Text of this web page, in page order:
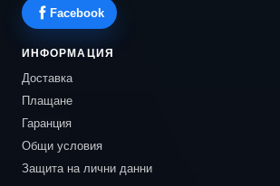
Facebook
ИНФОРМАЦИЯ
Доставка
Плащане
Гаранция
Общи условия
Защита на лични данни